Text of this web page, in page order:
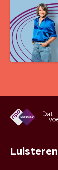
Luisteren